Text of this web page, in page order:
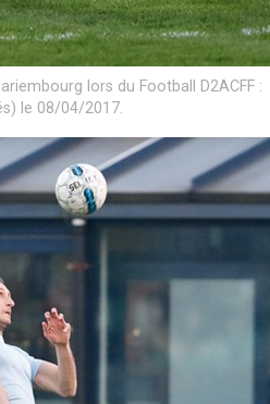
lors du Football D2ACFF :
le 08/04/2017.